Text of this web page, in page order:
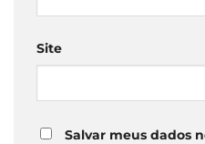
Site
Salvar meus dados